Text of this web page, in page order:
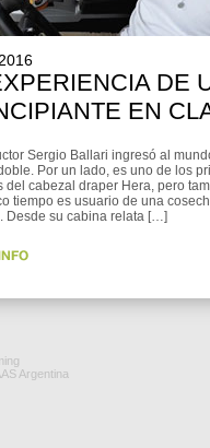
DE
EN
Sergio Ballari ingresó al
Por un lado, es uno de los
del cabezal draper Hera, pero
tiempo es usuario de una
Desde su cabina relata […]
Argentina